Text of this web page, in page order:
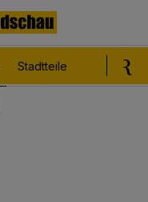
Stadtteile